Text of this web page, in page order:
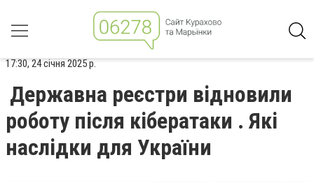
17:30, 24 січня 2025 р.
Державна реєстри відновили
роботу після кібератаки . Які
наслідки для України